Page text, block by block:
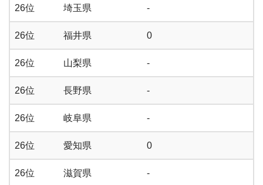
26位 埼玉県 -
26位 福井県 0
26位 山梨県 -
26位 長野県 -
26位 岐阜県 -
26位 愛知県 0
26位 滋賀県 -